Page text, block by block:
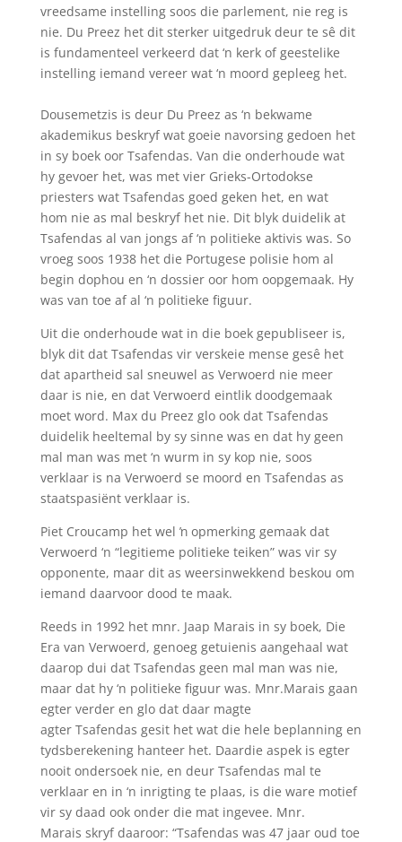
vreedsame instelling soos die parlement, nie reg is
nie. Du Preez het dit sterker uitgedruk deur te sê dit
is fundamenteel verkeerd dat ‘n kerk of geestelike
instelling iemand vereer wat ‘n moord gepleeg het.
Dousemetzis is deur Du Preez as ‘n bekwame
akademikus beskryf wat goeie navorsing gedoen het
in sy boek oor Tsafendas. Van die onderhoude wat
hy gevoer het, was met vier Grieks-Ortodokse
priesters wat Tsafendas goed geken het, en wat
hom nie as mal beskryf het nie. Dit blyk duidelik at
Tsafendas al van jongs af ‘n politieke aktivis was. So
vroeg soos 1938 het die Portugese polisie hom al
begin dophou en ‘n dossier oor hom oopgemaak. Hy
was van toe af al ‘n politieke figuur.
Uit die onderhoude wat in die boek gepubliseer is,
blyk dit dat Tsafendas vir verskeie mense gesê het
dat apartheid sal sneuwel as Verwoerd nie meer
daar is nie, en dat Verwoerd eintlik doodgemaak
moet word. Max du Preez glo ook dat Tsafendas
duidelik heeltemal by sy sinne was en dat hy geen
mal man was met ‘n wurm in sy kop nie, soos
verklaar is na Verwoerd se moord en Tsafendas as
staatspasiënt verklaar is.
Piet Croucamp het wel ŉ opmerking gemaak dat
Verwoerd ‘n “legitieme politieke teiken” was vir sy
opponente, maar dit as weersinwekkend beskou om
iemand daarvoor dood te maak.
Reeds in 1992 het mnr. Jaap Marais in sy boek, Die
Era van Verwoerd, genoeg getuienis aangehaal wat
daarop dui dat Tsafendas geen mal man was nie,
maar dat hy ‘n politieke figuur was. Mnr.Marais gaan
egter verder en glo dat daar magte
agter Tsafendas gesit het wat die hele beplanning en
tydsberekening hanteer het. Daardie aspek is egter
nooit ondersoek nie, en deur Tsafendas mal te
verklaar en in ‘n inrigting te plaas, is die ware motief
vir sy daad ook onder die mat ingevee. Mnr.
Marais skryf daaroor: “Tsafendas was 47 jaar oud toe